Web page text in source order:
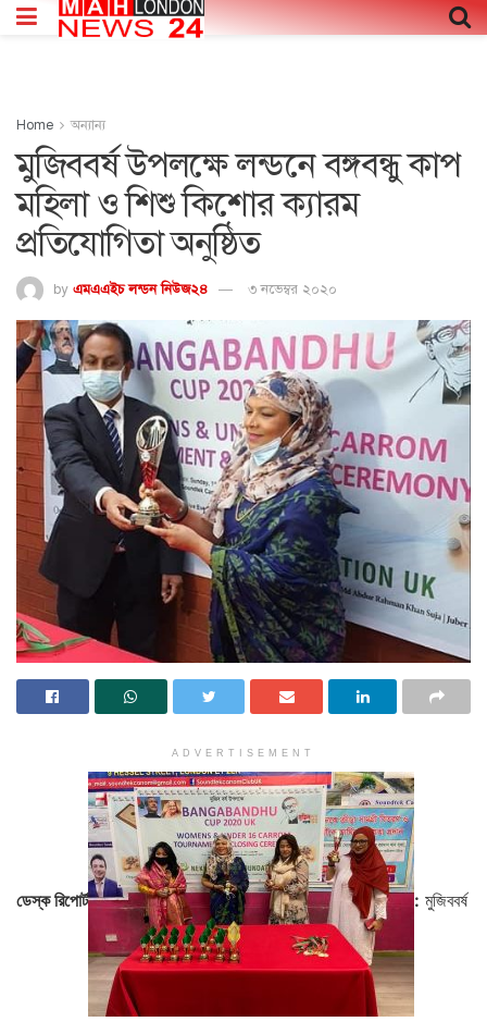
Home অন্যান্য
মুজিববর্ষ উপলক্ষে লন্ডনে বঙ্গবন্ধু কাপ
মহিলা ও শিশু কিশোর ক্যারম
প্রতিযোগিতা অনুষ্ঠিত
by এমএএইচ লন্ডন নিউজ২৪ ৩ নভেম্বর ২০২০
ADVERTISEMENT
ডেস্ক রিপোর্ট : মুজিববর্ষ